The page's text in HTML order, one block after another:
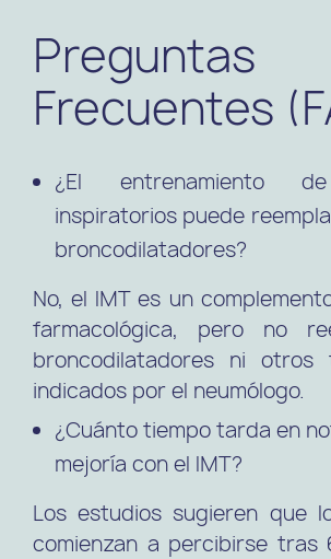
Preguntas
Frecuentes
¿El entrenamiento
inspiratorios puede
broncodilatadores?
No, el IMT es un
farmacológica, pero no
broncodilatadores ni otros
indicados por el neumólogo.
¿Cuánto tiempo tarda en
mejoría con el IMT?
Los estudios sugieren que
comienzan a percibirse tras